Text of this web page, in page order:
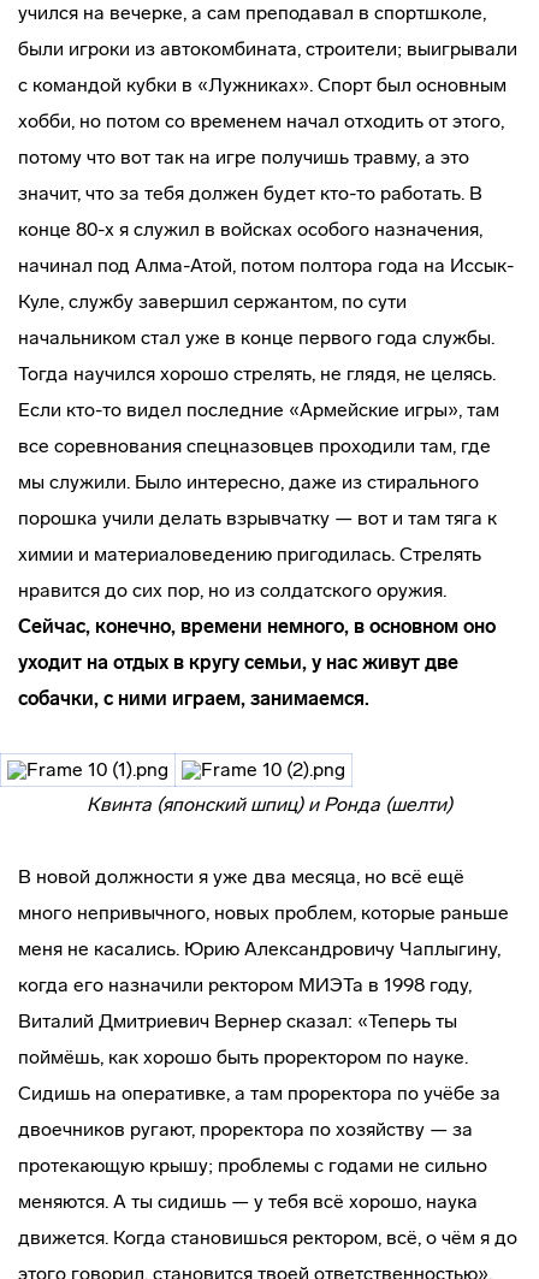
учился на вечерке, а сам преподавал в спортшколе,
были игроки из автокомбината, строители; выигрывали
с командой кубки в «Лужниках». Спорт был основным
хобби, но потом со временем начал отходить от этого,
потому что вот так на игре получишь травму, а это
значит, что за тебя должен будет кто-то работать. В
конце 80-х я служил в войсках особого назначения,
начинал под Алма-Атой, потом полтора года на Иссык-
Куле, службу завершил сержантом, по сути
начальником стал уже в конце первого года службы.
Тогда научился хорошо стрелять, не глядя, не целясь.
Если кто-то видел последние «Армейские игры», там
все соревнования спецназовцев проходили там, где
мы служили. Было интересно, даже из стирального
порошка учили делать взрывчатку — вот и там тяга к
химии и материаловедению пригодилась. Стрелять
нравится до сих пор, но из солдатского оружия.
Сейчас, конечно, времени немного, в основном оно
уходит на отдых в кругу семьи, у нас живут две
собачки, с ними играем, занимаемся.
Квинта (японский шпиц) и Ронда (шелти)
В новой должности я уже два месяца, но всё ещё
много непривычного, новых проблем, которые раньше
меня не касались. Юрию Александровичу Чаплыгину,
когда его назначили ректором МИЭТа в 1998 году,
Виталий Дмитриевич Вернер сказал: «Теперь ты
поймёшь, как хорошо быть проректором по науке.
Сидишь на оперативке, а там проректора по учёбе за
двоечников ругают, проректора по хозяйству — за
протекающую крышу; проблемы с годами не сильно
меняются. А ты сидишь — у тебя всё хорошо, наука
движется. Когда становишься ректором, всё, о чём я до
этого говорил, становится твоей ответственностью».